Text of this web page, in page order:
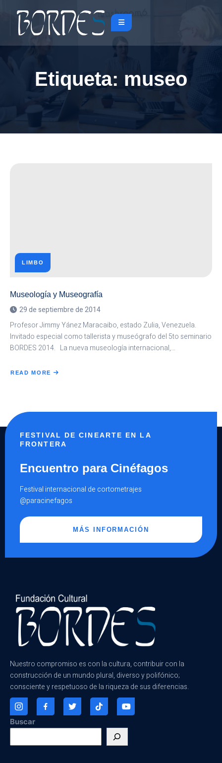
Etiqueta: museo
LIMBO
Museología y Museografía
29 de septiembre de 2014
Profesor Jimmy Yánez Maracaibo, estado Zulia, Venezuela.
Invitado especial como tallerista y museógrafo del 5to seminario
BORDES 2014. La nueva museología internacional,…
READ MORE
ABOUT
FESTIVAL DE CINEARTE EN LA
FRONTERA
Encuentro para Cinéfagos
Festival internacional de cortometrajes
@paracinefagos
MÁS INFORMACIÓN
Nuestro compromiso es con la cultura, contribuir con la
construcción de un mundo plural, diverso y polifónico;
consciente y respetuoso de la riqueza de sus diferencias.
Buscar